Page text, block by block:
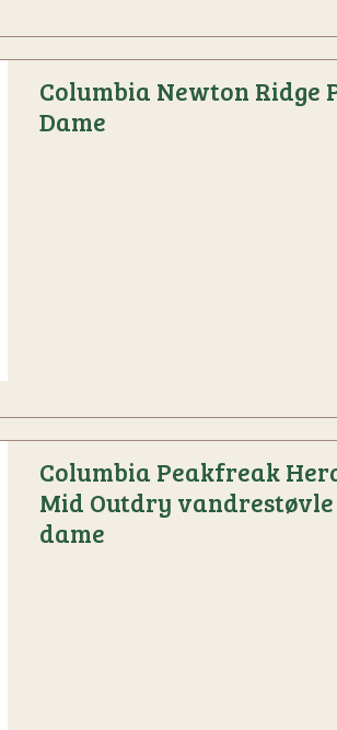
Columbia Newton Ridge
Dame
Columbia Peakfreak
Mid Outdry vandrestøvle
dame